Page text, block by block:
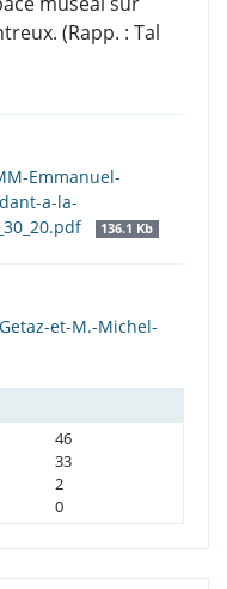
(Rapp. : Tal
Emmanuel-
a-la-
136.1 Kb
et-M.-Michel-
46
33
2
0